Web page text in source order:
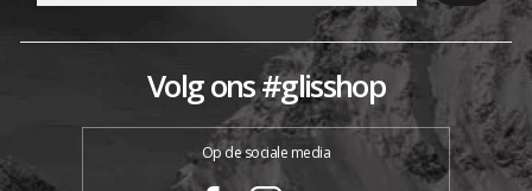
Volg ons #glisshop
Op de sociale media